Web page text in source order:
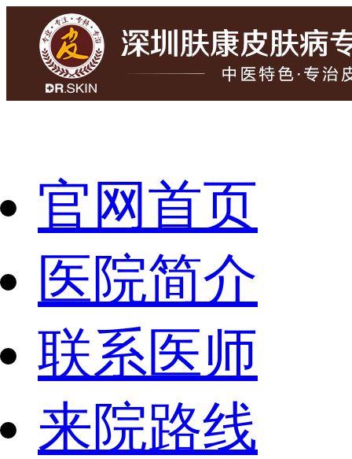
官网首页
医院简介
联系医师
来院路线